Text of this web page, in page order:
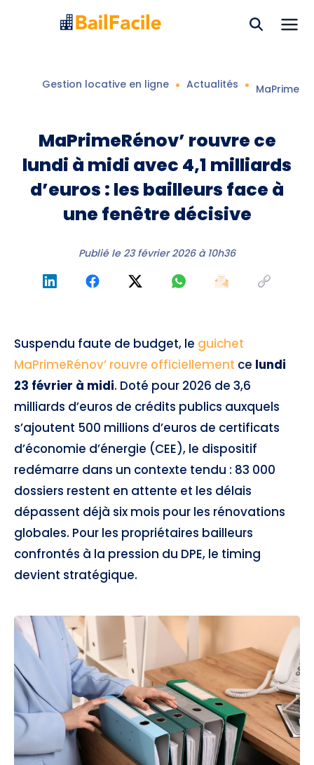
Gestion locative en ligne Actualités
MaPrimeRénov’ rouvre ce
lundi à midi avec 4,1 milliards
d’euros : les bailleurs face à
une fenêtre décisive
Publié le 23 février 2026 à 10h36
Suspendu faute de budget, le guichet
MaPrimeRénov’ rouvre officiellement ce lundi
23 février à midi. Doté pour 2026 de 3,6
milliards d’euros de crédits publics auxquels
s’ajoutent 500 millions d’euros de certificats
d’économie d’énergie (CEE), le dispositif
redémarre dans un contexte tendu : 83 000
dossiers restent en attente et les délais
dépassent déjà six mois pour les rénovations
globales. Pour les propriétaires bailleurs
confrontés à la pression du DPE, le timing
devient stratégique.